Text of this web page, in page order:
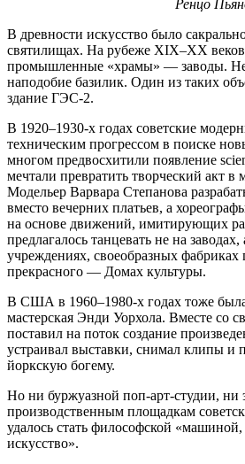
Ренцо
В древности искусство было
святилищах. На рубеже XIX–XX
промышленные «храмы» — заводы.
наподобие базилик. Один из таких
здание ГЭС-2.
В 1920–1930-х годах советские
техническим прогрессом в поиске
многом предвосхитили появление
мечтали превратить творческий акт в
Модельер Варвара Степанова
вместо вечерних платьев, а
на основе движений, имитирующих
предлагалось танцевать не на
учреждениях, своеобразных
прекрасного — Домах культуры.
В США в 1960–1980-х годах тоже
мастерская Энди Уорхола. Вместе со
поставил на поток создание
устраивал выставки, снимал клипы и
йоркскую богему.
Но ни буржуазной поп-арт-студии, ни
производственным площадкам
удалось стать философской
искусство».